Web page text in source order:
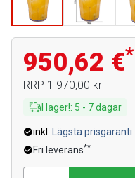
950,62 €*
RRP 1 970,00 kr
I lager!: 5 - 7dagar
inkl.
Lägsta prisgaranti
Fri leverans**